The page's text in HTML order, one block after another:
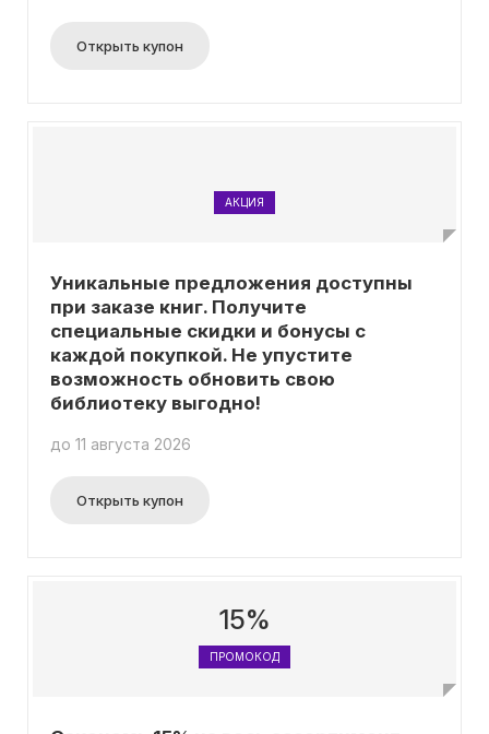
Открыть купон
АКЦИЯ
Уникальные предложения доступны
при заказе книг. Получите
специальные скидки и бонусы с
каждой покупкой. Не упустите
возможность обновить свою
библиотеку выгодно!
до 11 августа 2026
Открыть купон
15%
ПРОМОКОД